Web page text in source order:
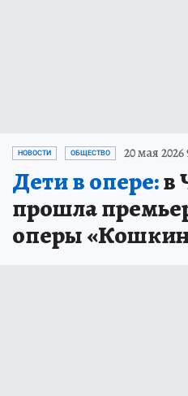
НОВОСТИ ОБЩЕСТВО 20 мая 2026
Дети в опере:в
прошла
оперы